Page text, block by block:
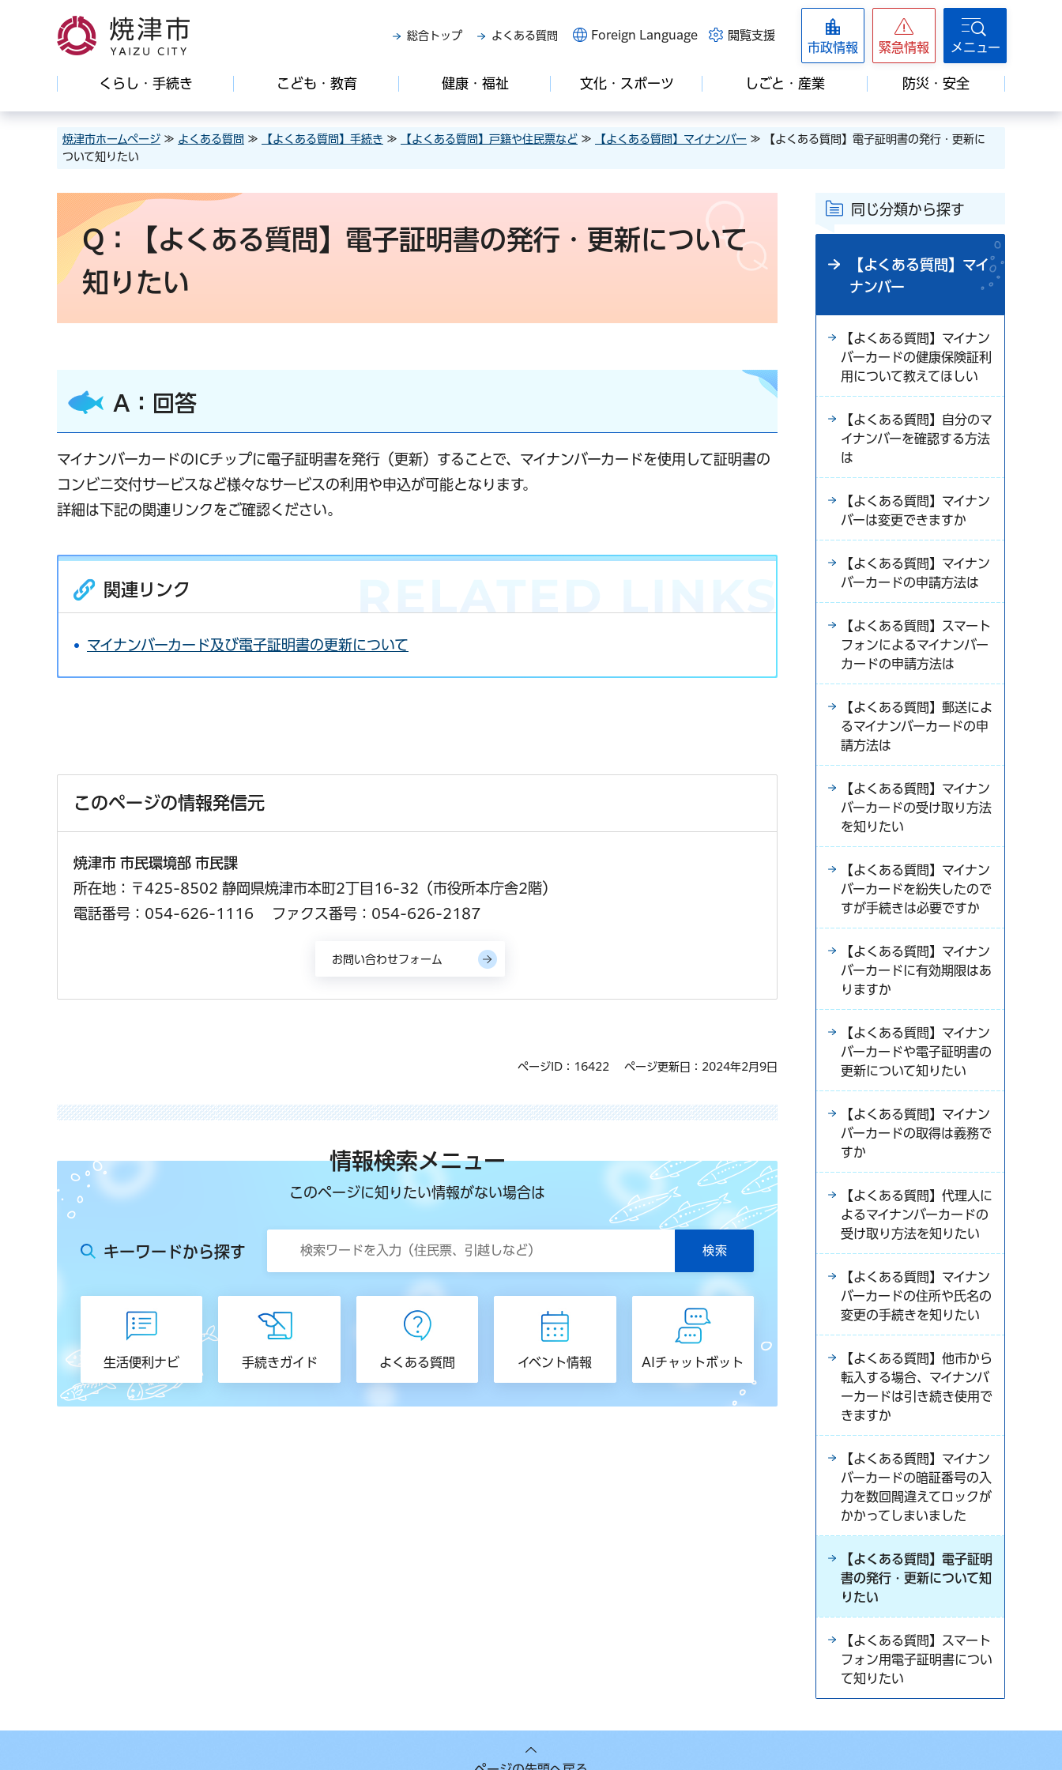
焼津市
総合トップ よくある質問 Foreign Language 閲覧支援
市政情報 緊急情報 メニュー
くらし・手続き こども・教育 健康・福祉 文化・スポーツ しごと・産業 防災・安全
焼津市ホームページ ≫ よくある質問 ≫ 【よくある質問】手続き ≫ 【よくある質問】戸籍や住民票など ≫ 【よくある質問】マイナンバー ≫ 【よくある質問】電子証明書の発行・更新に
ついて知りたい
Q：【よくある質問】電子証明書の発行・更新について
知りたい
A：回答
マイナンバーカードのICチップに電子証明書を発行（更新）することで、マイナンバーカードを使用して証明書の
コンビニ交付サービスなど様々なサービスの利用や申込が可能となります。
詳細は下記の関連リンクをご確認ください。
関連リンク
マイナンバーカード及び電子証明書の更新について
このページの情報発信元
焼津市 市民環境部 市民課
所在地：〒425-8502 静岡県焼津市本町2丁目16-32（市役所本庁舎2階）
電話番号：054-626-1116
ファクス番号：054-626-2187
ページID：16422 ページ更新日：2024年2月9日
情報検索メニュー
このページに知りたい情報がない場合は
キーワードから探す
生活便利ナビ 手続きガイド よくある質問 イベント情報 AIチャットボット
同じ分類から探す
【よくある質問】マイ
ナンバー
【よくある質問】マイナン
バーカードの健康保険証利
用について教えてほしい
【よくある質問】自分のマ
イナンバーを確認する方法
は
【よくある質問】マイナン
バーは変更できますか
【よくある質問】マイナン
バーカードの申請方法は
【よくある質問】スマート
フォンによるマイナンバー
カードの申請方法は
【よくある質問】郵送によ
るマイナンバーカードの申
請方法は
【よくある質問】マイナン
バーカードの受け取り方法
を知りたい
【よくある質問】マイナン
バーカードを紛失したので
すが手続きは必要ですか
【よくある質問】マイナン
バーカードに有効期限はあ
りますか
【よくある質問】マイナン
バーカードや電子証明書の
更新について知りたい
【よくある質問】マイナン
バーカードの取得は義務で
すか
【よくある質問】代理人に
よるマイナンバーカードの
受け取り方法を知りたい
【よくある質問】マイナン
バーカードの住所や氏名の
変更の手続きを知りたい
【よくある質問】他市から
転入する場合、マイナンバ
ーカードは引き続き使用で
きますか
【よくある質問】マイナン
バーカードの暗証番号の入
力を数回間違えてロックが
かかってしまいました
【よくある質問】電子証明
書の発行・更新について知
りたい
【よくある質問】スマート
フォン用電子証明書につい
て知りたい